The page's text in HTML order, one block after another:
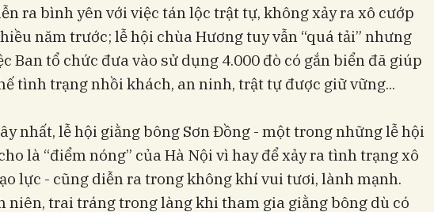
ra bình yên với việc tán lộc trật tự, không xảy ra xô cướp
năm trước; lễ hội chùa Hương tuy vẫn “quá tải” nhưng
Ban tổ chức đưa vào sử dụng 4.000 đò có gắn biển đã giúp
tình trạng nhồi khách, an ninh, trật tự được giữ vững...
nhất, lễ hội giằng bông Sơn Đồng - một trong những lễ hội
là “điểm nóng” của Hà Nội vì hay để xảy ra tình trạng xô
lực - cũng diễn ra trong không khí vui tươi, lành mạnh.
niên, trai tráng trong làng khi tham gia giằng bông dù có